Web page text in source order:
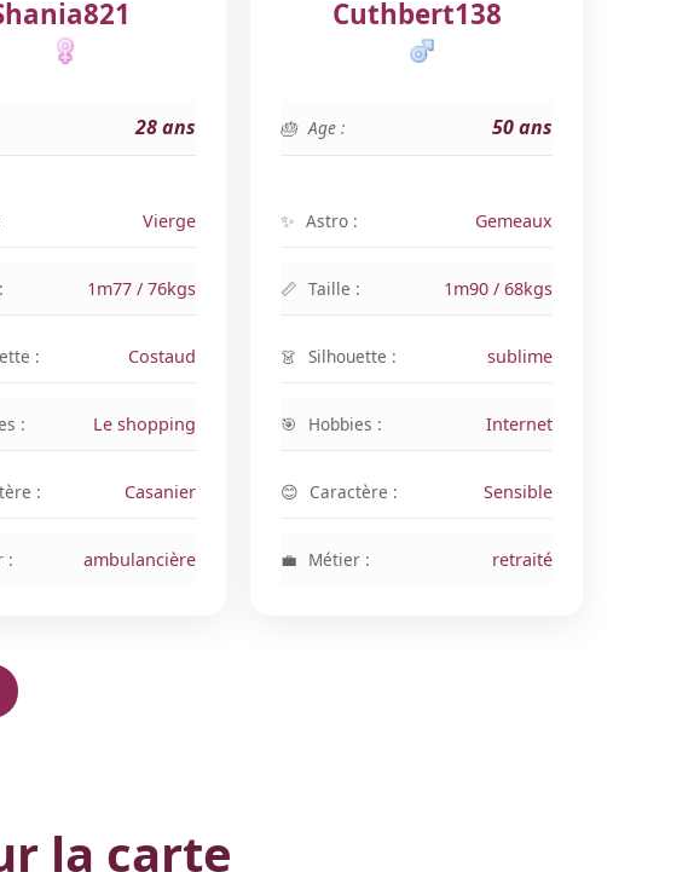
28 ans
Vierge
1m77 / 76kgs
: Costaud
: Le shopping
: Casanier
: ambulancière
Cuthbert138
Age : 50 ans
Astro : Gemeaux
Taille : 1m90 / 68kgs
Silhouette : sublime
Hobbies : Internet
Caractère : Sensible
Métier : retraité
la carte